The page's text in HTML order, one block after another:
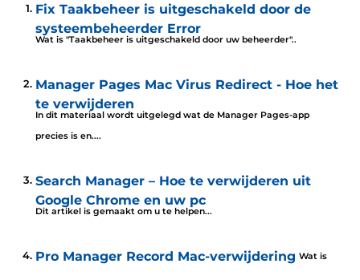
Fix Taakbeheer is uitgeschakeld door de
systeembeheerder Error
Wat is "Taakbeheer is uitgeschakeld door uw beheerder"..
Manager Pages Mac Virus Redirect - Hoe het
te verwijderen
In dit materiaal wordt uitgelegd wat de Manager Pages-app
precies is en....
Search Manager – Hoe te verwijderen uit
Google Chrome en uw pc
Dit artikel is gemaakt om u te helpen...
Pro Manager Record Mac-verwijdering Wat is